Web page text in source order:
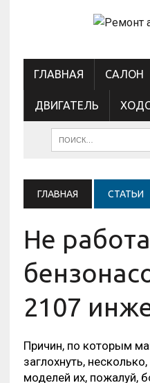
ГЛАВНАЯ САЛОН
ДВИГАТЕЛЬ
ГЛАВНАЯ СТАТЬИ
Не
2107
Причин, по которым
заглохнуть,
моделей их, пожалуй,